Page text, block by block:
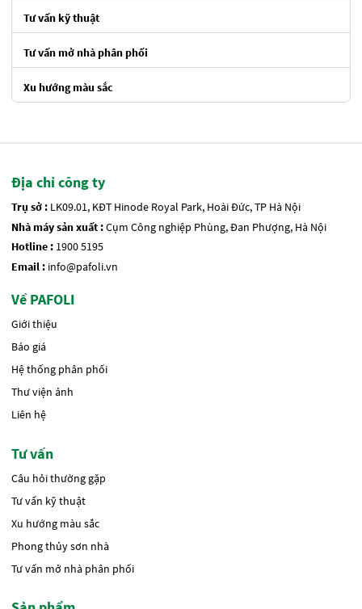
Tư vấn kỹ thuật
Tư vấn mở nhà phân phối
Xu hướng màu sắc
Địa chỉ công ty
Trụ sở : LK09.01, KĐT Hinode Royal Park, Hoài Đức, TP Hà Nội
Nhà máy sản xuất :Cụm Công nghiệp Phùng, Đan Phượng, Hà Nội
Hotline : 1900 5195
Email : info@pafoli.vn
Về PAFOLI
Giới thiệu
Báo giá
Hệ thống phân phối
Thư viện ảnh
Liên hệ
Tư vấn
Câu hỏi thường gặp
Tư vấn kỹ thuật
Xu hướng màu sắc
Phong thủy sơn nhà
Tư vấn mở nhà phân phối